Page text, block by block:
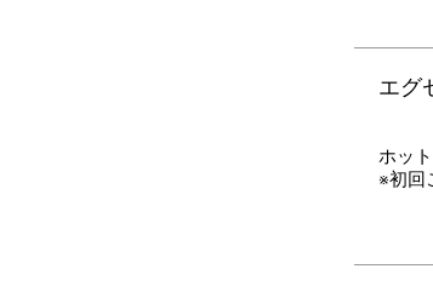
エグ
ホッ
※初回